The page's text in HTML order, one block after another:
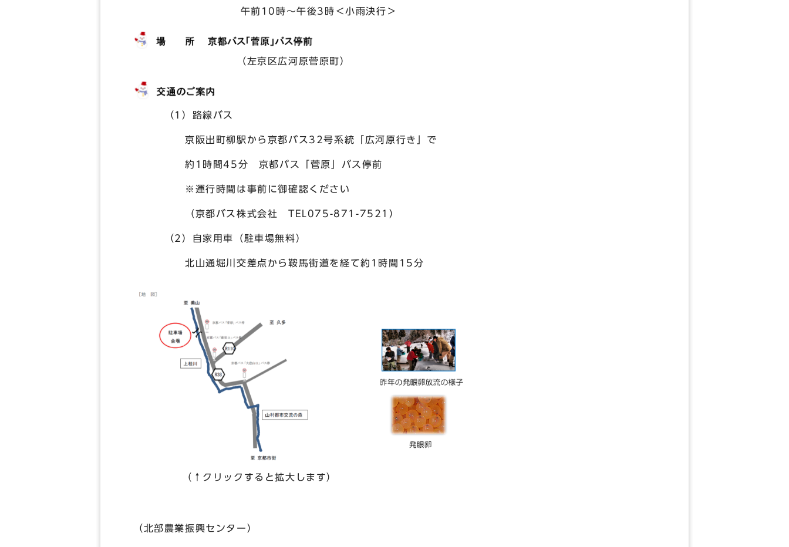
午前10時～午後3時＜小雨決行＞
（左京区広河原菅原町）
（1）路線バス
京阪出町柳駅から京都バス32号系統「広河原行き」で
約1時間45分 京都バス「菅原」バス停前
※運行時間は事前に御確認ください
（京都バス株式会社 TEL075-871-7521）
（2）自家用車（駐車場無料）
北山通堀川交差点から鞍馬街道を経て約1時間15分
（↑クリックすると拡大します）
（北部農業振興センター）